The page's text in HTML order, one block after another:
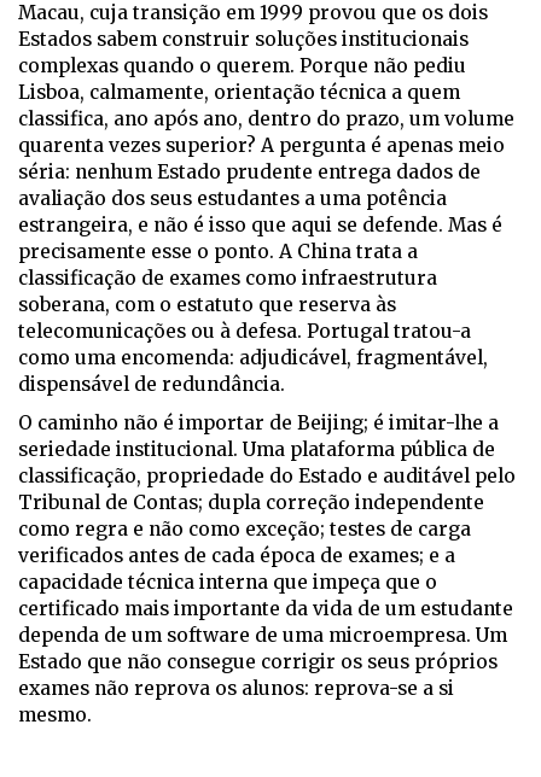
Macau, cuja transição em 1999 provou que os dois
Estados sabem construir soluções institucionais
complexas quando o querem. Porque não pediu
Lisboa, calmamente, orientação técnica a quem
classifica, ano após ano, dentro do prazo, um volume
quarenta vezes superior? A pergunta é apenas meio
séria: nenhum Estado prudente entrega dados de
avaliação dos seus estudantes a uma potência
estrangeira, e não é isso que aqui se defende. Mas é
precisamente esse o ponto. A China trata a
classificação de exames como infraestrutura
soberana, com o estatuto que reserva às
telecomunicações ou à defesa. Portugal tratou-a
como uma encomenda: adjudicável, fragmentável,
dispensável de redundância.
O caminho não é importar de Beijing; é imitar-lhe a
seriedade institucional. Uma plataforma pública de
classificação, propriedade do Estado e auditável pelo
Tribunal de Contas; dupla correção independente
como regra e não como exceção; testes de carga
verificados antes de cada época de exames; e a
capacidade técnica interna que impeça que o
certificado mais importante da vida de um estudante
dependa de um software de uma microempresa. Um
Estado que não consegue corrigir os seus próprios
exames não reprova os alunos: reprova-se a si
mesmo.